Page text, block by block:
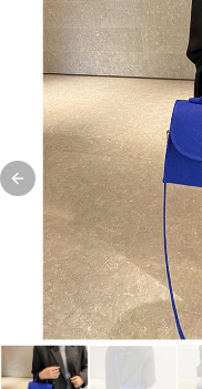
Previous slide